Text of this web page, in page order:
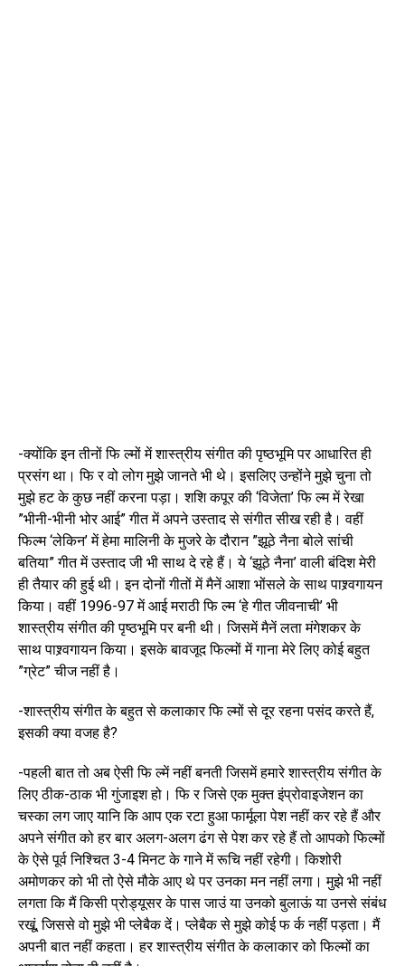
-क्योंकि इन तीनों फि ल्मों में शास्त्रीय संगीत की पृष्ठभूमि पर आधारित ही
प्रसंग था। फि र वो लोग मुझे जानते भी थे। इसलिए उन्होंने मुझे चुना तो
मुझे हट के कुछ नहीं करना पड़ा। शशि कपूर की ‘विजेता’ फि ल्म में रेखा
”भीनी-भीनी भोर आई” गीत में अपने उस्ताद से संगीत सीख रही है। वहीं
फिल्म ‘लेकिन’ में हेमा मालिनी के मुजरे के दौरान ”झूठे नैना बोले सांची
बतिया” गीत में उस्ताद जी भी साथ दे रहे हैं। ये ‘झूठे नैना’ वाली बंदिश मेरी
ही तैयार की हुई थी। इन दोनों गीतों में मैनें आशा भोंसले के साथ पाश्र्वगायन
किया। वहीं 1996-97 में आई मराठी फि ल्म ‘हे गीत जीवनाची’ भी
शास्त्रीय संगीत की पृष्ठभूमि पर बनी थी। जिसमें मैनें लता मंगेशकर के
साथ पाश्र्वगायन किया। इसके बावजूद फिल्मों में गाना मेरे लिए कोई बहुत
”ग्रेट” चीज नहीं है।
-शास्त्रीय संगीत के बहुत से कलाकार फि ल्मों से दूर रहना पसंद करते हैं,
इसकी क्या वजह है?
-पहली बात तो अब ऐसी फि ल्में नहीं बनती जिसमें हमारे शास्त्रीय संगीत के
लिए ठीक-ठाक भी गुंजाइश हो। फि र जिसे एक मुक्त इंप्रोवाइजेशन का
चस्का लग जाए यानि कि आप एक रटा हुआ फार्मूला पेश नहीं कर रहे हैं और
अपने संगीत को हर बार अलग-अलग ढंग से पेश कर रहे हैं तो आपको फिल्मों
के ऐसे पूर्व निश्चित 3-4 मिनट के गाने में रूचि नहीं रहेगी। किशोरी
अमोणकर को भी तो ऐसे मौके आए थे पर उनका मन नहीं लगा। मुझे भी नहीं
लगता कि मैं किसी प्रोड्यूसर के पास जाउं या उनको बुलाऊं या उनसे संबंध
रखूं, जिससे वो मुझे भी प्लेबैक दें। प्लेबैक से मुझे कोई फ र्क नहीं पड़ता। मैं
अपनी बात नहीं कहता। हर शास्त्रीय संगीत के कलाकार को फिल्मों का